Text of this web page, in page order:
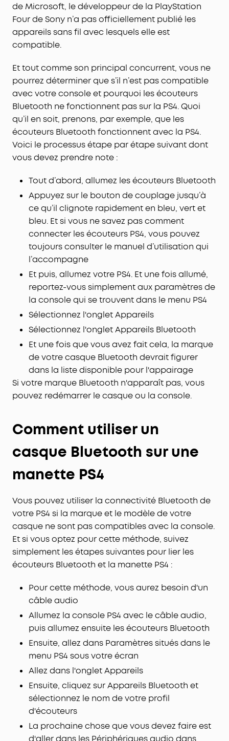
de Microsoft, le développeur de la PlayStation
Four de Sony n’a pas officiellement publié les
appareils sans fil avec lesquels elle est
compatible.
Et tout comme son principal concurrent, vous ne
pourrez déterminer que s’il n’est pas compatible
avec votre console et pourquoi les écouteurs
Bluetooth ne fonctionnent pas sur la PS4. Quoi
qu’il en soit, prenons, par exemple, que les
écouteurs Bluetooth fonctionnent avec la PS4.
Voici le processus étape par étape suivant dont
vous devez prendre note :
Tout d’abord, allumez les écouteurs Bluetooth
Appuyez sur le bouton de couplage jusqu’à
ce qu’il clignote rapidement en bleu, vert et
bleu. Et si vous ne savez pas comment
connecter les écouteurs PS4, vous pouvez
toujours consulter le manuel d’utilisation qui
l’accompagne
Et puis, allumez votre PS4. Et une fois allumé,
reportez-vous simplement aux paramètres de
la console qui se trouvent dans le menu PS4
Sélectionnez l'onglet Appareils
Sélectionnez l'onglet Appareils Bluetooth
Et une fois que vous avez fait cela, la marque
de votre casque Bluetooth devrait figurer
dans la liste disponible pour l'appairage
Si votre marque Bluetooth n'apparaît pas, vous
pouvez redémarrer le casque ou la console.
Comment utiliser un
casque Bluetooth sur une
manette PS4
Vous pouvez utiliser la connectivité Bluetooth de
votre PS4 si la marque et le modèle de votre
casque ne sont pas compatibles avec la console.
Et si vous optez pour cette méthode, suivez
simplement les étapes suivantes pour lier les
écouteurs Bluetooth et la manette PS4 :
Pour cette méthode, vous aurez besoin d'un
câble audio
Allumez la console PS4 avec le câble audio,
puis allumez ensuite les écouteurs Bluetooth
Ensuite, allez dans Paramètres situés dans le
menu PS4 sous votre écran
Allez dans l'onglet Appareils
Ensuite, cliquez sur Appareils Bluetooth et
sélectionnez le nom de votre profil
d'écouteurs
La prochaine chose que vous devez faire est
d'aller dans les Périphériques audio dans